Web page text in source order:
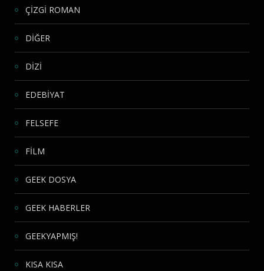
ÇİZGİ ROMAN
DİĞER
DİZİ
EDEBİYAT
FELSEFE
FİLM
GEEK DOSYA
GEEK HABERLER
GEEKYAPMIŞ!
KISA KISA